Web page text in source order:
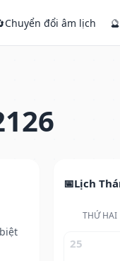
Chuyển đổi âm lịch 🔮
Lịch
THỨ HAI
25